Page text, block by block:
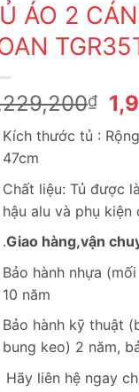
ÁO 2
₫
là:
Kích thước tủ :
47cm
Chất liệu: Tủ được
hậu alu và phụ kiện
.Giao hàng,vận
Bảo hành nhựa
10 năm
Bảo hành kỹ thuật
bung keo) 2 năm,
Hãy liên hệ ngay